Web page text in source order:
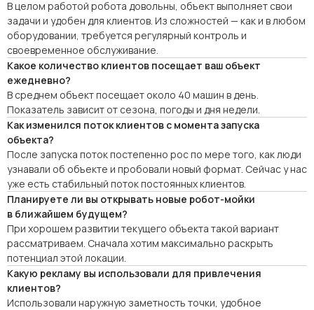
В целом работой робота довольны, объект выполняет свои
задачи и удобен для клиентов. Из сложностей — как и в любом
оборудовании, требуется регулярный контроль и
своевременное обслуживание.
Какое количество клиентов посещает ваш объект
ежедневно?
В среднем объект посещает около 40 машин в день.
Показатель зависит от сезона, погоды и дня недели.
Как изменился поток клиентов с момента запуска
объекта?
После запуска поток постепенно рос по мере того, как люди
узнавали об объекте и пробовали новый формат. Сейчас у нас
уже есть стабильный поток постоянных клиентов.
Планируете ли вы открывать новые робот-мойки
в ближайшем будущем?
При хорошем развитии текущего объекта такой вариант
рассматриваем. Сначала хотим максимально раскрыть
потенциал этой локации.
Какую рекламу вы использовали для привлечения
клиентов?
Использовали наружную заметность точки, удобное